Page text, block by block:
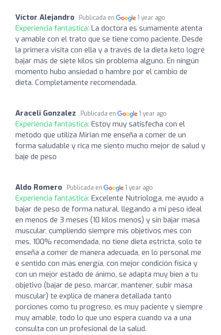
Víctor Alejandro Publicada en 1 year ago
Experiencia fantástica: La doctora es sumamente atenta
y amable con el trato que se tiene como paciente. Desde
la primera visita con ella y a través de la dieta keto logré
bajar más de siete kilos sin problema alguno. En ningún
momento hubo ansiedad o hambre por el cambio de
dieta. Completamente recomendada.
Araceli Gonzalez Publicada en 1 year ago
Experiencia fantástica: Estoy muy satisfecha con el
metodo que utiliza Mirian me enseña a comer de un
forma saludable y rica me siento mucho mejor de salud y
baje de peso
Aldo Romero Publicada en 1 year ago
Experiencia fantástica: Excelente Nutriologa, me ayudo a
bajar de peso de forma natural, llegando a mi peso ideal
en menos de 3 meses (10 kilos menos) y sin bajar masa
muscular, cumpliendo siempre mis objetivos mes con
mes, 100% recomendada, no tiene dieta estricta, solo te
enseña a comer de manera adecuada, en lo personal me
e sentido con más energía, con mejor condición física y
con un mejor estado de ánimo, se adapta muy bien a tu
objetivo (bajar de peso, marcar, mantener, subir masa
muscular) te explica de manera detallada tanto
porciones como tu progreso, es muy paciente y siempre
muy amable, todo lo que uno espera cuando va a una
consulta con un profesional de la salud.